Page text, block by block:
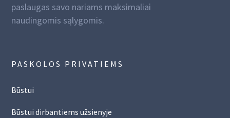
paslaugas savo nariams maksimaliai
naudingomis sąlygomis.
PASKOLOS PRIVATIEMS
Būstui
Būstui dirbantiems užsienyje